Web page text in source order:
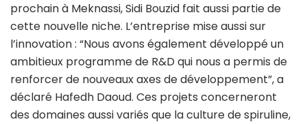
prochain à Meknassi, Sidi Bouzid fait aussi partie de
cette nouvelle niche. L’entreprise mise aussi sur
l’innovation : “Nous avons également développé un
ambitieux programme de R&D qui nous a permis de
renforcer de nouveaux axes de développement”, a
déclaré Hafedh Daoud. Ces projets concerneront
des domaines aussi variés que la culture de spiruline,